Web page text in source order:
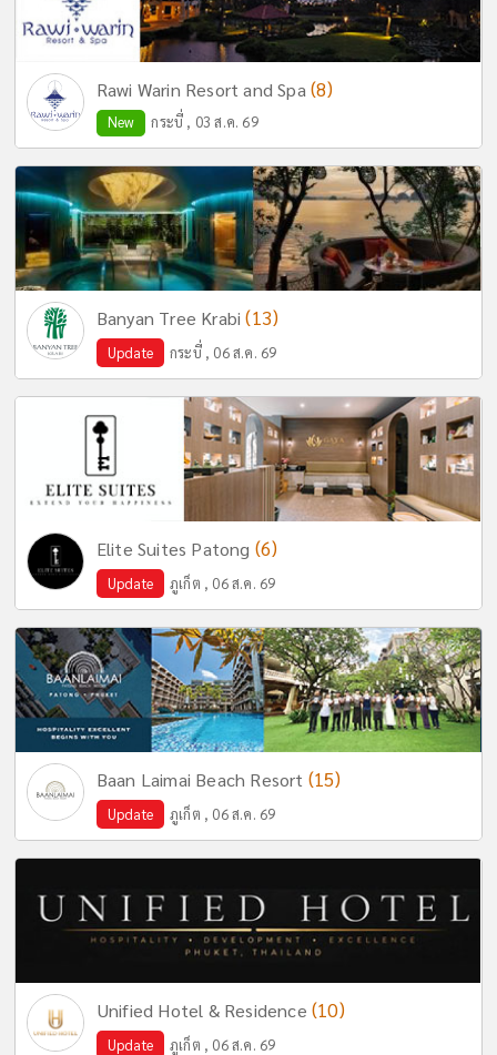
Rawi Warin Resort and Spa (8)
New กระบี่ , 03 ส.ค. 69
Banyan Tree Krabi(13)
Update กระบี่ , 06 ส.ค. 69
Elite Suites Patong (6)
Update ภูเก็ต , 06 ส.ค. 69
Baan Laimai Beach Resort (15)
Update ภูเก็ต , 06 ส.ค. 69
Unified Hotel & Residence (10)
Update ภูเก็ต , 06 ส.ค. 69